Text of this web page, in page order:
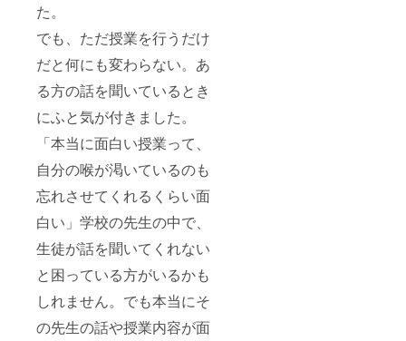
た。
でも、ただ授業を行うだけ
だと何にも変わらない。あ
る方の話を聞いているとき
にふと気が付きました。
「本当に面白い授業って、
自分の喉が渇いているのも
忘れさせてくれるくらい面
白い」学校の先生の中で、
生徒が話を聞いてくれない
と困っている方がいるかも
しれません。でも本当にそ
の先生の話や授業内容が面